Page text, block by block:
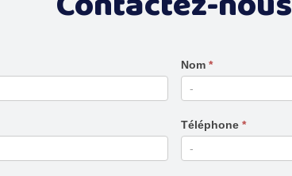
Nom *
Téléphone *